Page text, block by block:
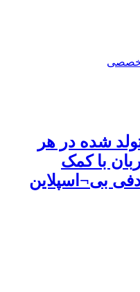
تخصصی
شده در هر
با کمک
بی¬اسپلاین